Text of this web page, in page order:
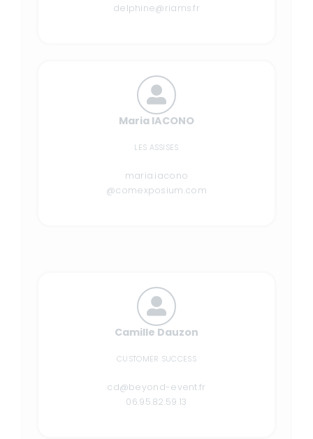
delphine@riams.fr
Maria IACONO
LES ASSISES
maria.iacono
@comexposium.com
Camille Dauzon
CUSTOMER SUCCESS
cd@beyond-event.fr
06.95.82.59.13